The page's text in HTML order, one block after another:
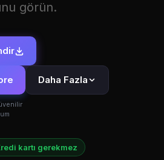
görün.
Daha Fazla
kartı gerekmez